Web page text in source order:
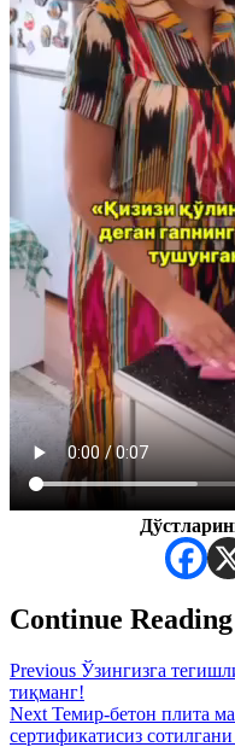
Continue Reading
Previous Ўзингизга
тиқманг!
Next Темир-бетон плита
сертификатисиз